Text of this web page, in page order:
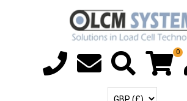
0
Seleccione la moneda